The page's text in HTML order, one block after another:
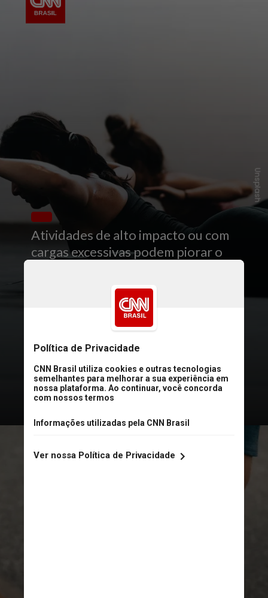
Atividades de alto impacto ou com
cargas excessivas podem piorar o
Unsplash